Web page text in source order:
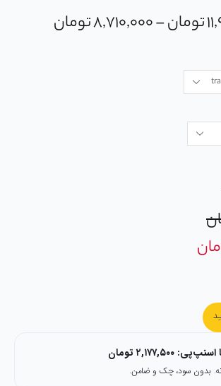
تومان–۸,۷۱۰,۰۰۰تومان
اسنپ‌پی: ۲,۱۷۷,۵۰۰ تومان